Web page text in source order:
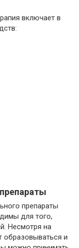
включает в
препараты
для того,
Несмотря на
образовываться и